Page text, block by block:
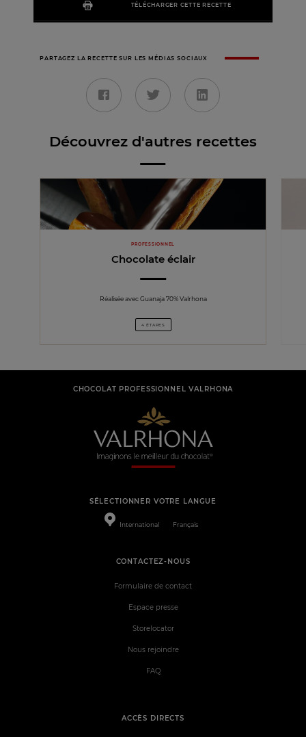
TÉLÉCHARGER CETTE RECETTE
PARTAGEZ LA RECETTE SUR LES MÉDIAS SOCIAUX
Découvrez d'autres recettes
PROFESSIONNEL
Chocolate éclair
Réalisée avec Guanaja 70% Valrhona
4 ÉTAPES
CHOCOLAT PROFESSIONNEL VALRHONA
SÉLECTIONNER VOTRE LANGUE
International Français
ACCÈS DIRECTS
CONTACTEZ-NOUS
Formulaire de contact
Espace presse
Storelocator
Nous rejoindre
FAQ